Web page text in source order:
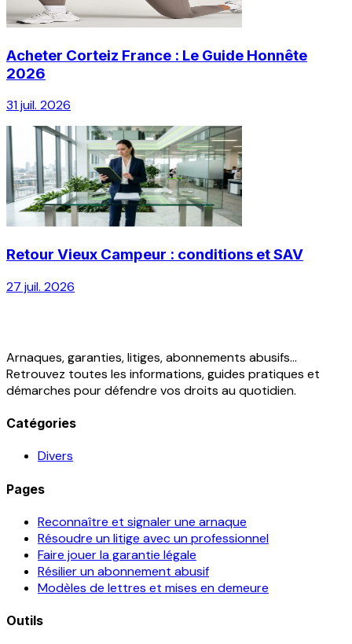
Acheter Corteiz France : Le Guide Honnête
2026
31 juil. 2026
Retour Vieux Campeur : conditions et SAV
27 juil. 2026
Arnaques, garanties, litiges, abonnements abusifs...
Retrouvez toutes les informations, guides pratiques et
démarches pour défendre vos droits au quotidien.
Catégories
Divers
Pages
Reconnaître et signaler une arnaque
Résoudre un litige avec un professionnel
Faire jouer la garantie légale
Résilier un abonnement abusif
Modèles de lettres et mises en demeure
Outils